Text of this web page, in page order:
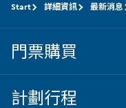
Start 詳細資訊 最新消息
門票購買
計劃行程